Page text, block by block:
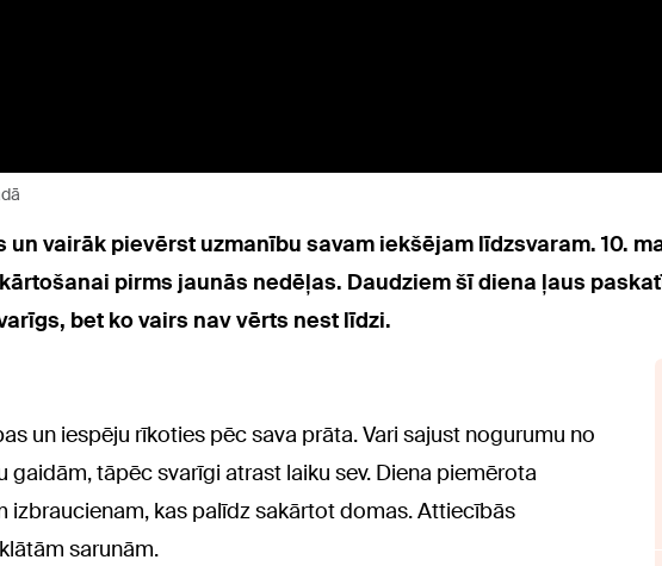
vairāk pievērst uzmanību savam iekšējam līdzsvaram. 10.
pirms jaunās nedēļas. Daudziem šī diena ļaus
bet ko vairs nav vērts nest līdzi.
un iespēju rīkoties pēc sava prāta. Vari sajust nogurumu no
gaidām, tāpēc svarīgi atrast laiku sev. Diena piemērota
izbraucienam, kas palīdz sakārtot domas. Attiecībās
sarunām.